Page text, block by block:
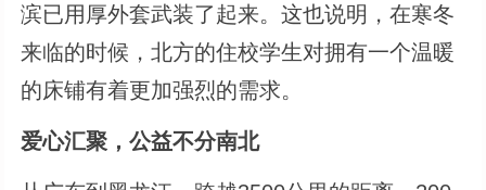
滨已用厚外套武装了起来。这也说明，在寒冬
来临的时候，北方的住校学生对拥有一个温暖
的床铺有着更加强烈的需求。
爱心汇聚，公益不分南北